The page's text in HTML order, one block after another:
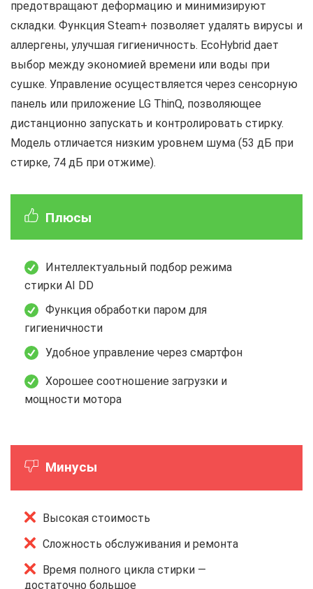
предотвращают деформацию и минимизируют
складки. Функция Steam+ позволяет удалять вирусы и
аллергены, улучшая гигиеничность. EcoHybrid дает
выбор между экономией времени или воды при
сушке. Управление осуществляется через сенсорную
панель или приложение LG ThinQ, позволяющее
дистанционно запускать и контролировать стирку.
Модель отличается низким уровнем шума (53 дБ при
стирке, 74 дБ при отжиме).
Плюсы
Интеллектуальный подбор режима
стирки AI DD
Функция обработки паром для
гигиеничности
Удобное управление через смартфон
Хорошее соотношение загрузки и
мощности мотора
Минусы
Высокая стоимость
Сложность обслуживания и ремонта
Время полного цикла стирки —
достаточно большое